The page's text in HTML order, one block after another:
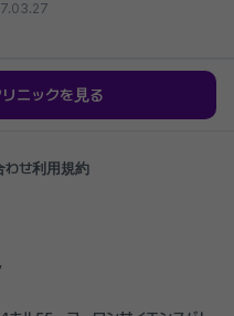
リニックを見る
わせ利用規約